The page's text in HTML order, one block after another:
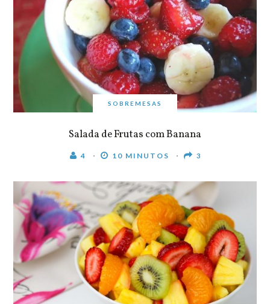
SOBREMESAS
Salada de Frutas com Banana
4 10 MINUTOS 3